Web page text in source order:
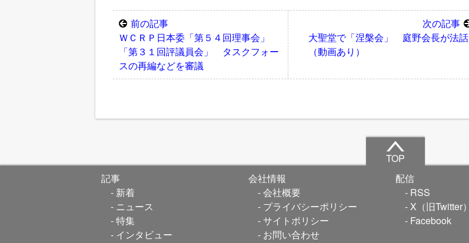
前の記事
ＷＣＲＰ日本委「第５４回理事会」
「第３１回評議員会」 タスクフォー
スの再編などを審議
次の記事
大聖堂で「涅槃会」 庭野会長が法話
（動画あり）
TOP
記事
新着
ニュース
特集
インタビュー
会社情報
会社概要
プライバシーポリシー
サイトポリシー
お問い合わせ
配信
RSS
X（旧Twitter）
Facebook